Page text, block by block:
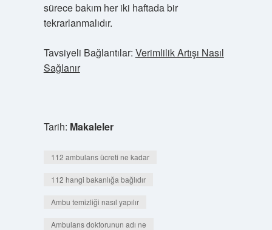
sürece bakım her iki haftada bir
tekrarlanmalıdır.
Tavsiyeli Bağlantılar: Verimlilik Artışı Nasıl
Sağlanır
Tarih: Makaleler
112 ambulans ücreti ne kadar
112 hangi bakanlığa bağlıdır
Ambu temizliği nasıl yapılır
Ambulans doktorunun adı ne